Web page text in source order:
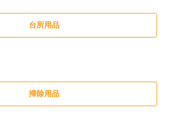
台所用品
掃除用品